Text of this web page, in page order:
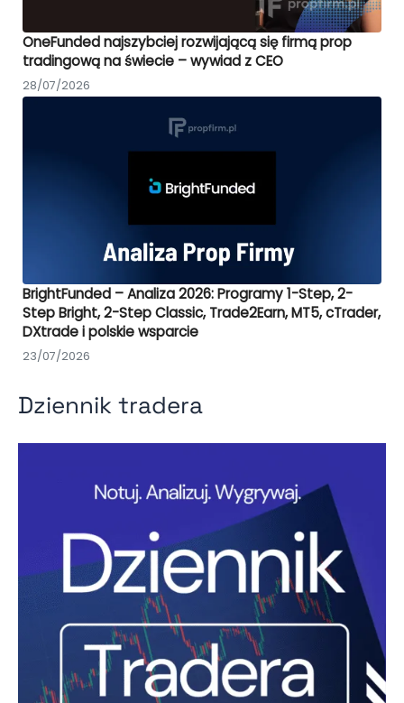
OneFunded najszybciej rozwijającą się firmą prop
tradingową na świecie – wywiad z CEO
28/07/2026
BrightFunded – Analiza 2026: Programy 1-Step, 2-
Step Bright, 2-Step Classic, Trade2Earn, MT5, cTrader,
DXtrade i polskie wsparcie
23/07/2026
Dziennik tradera